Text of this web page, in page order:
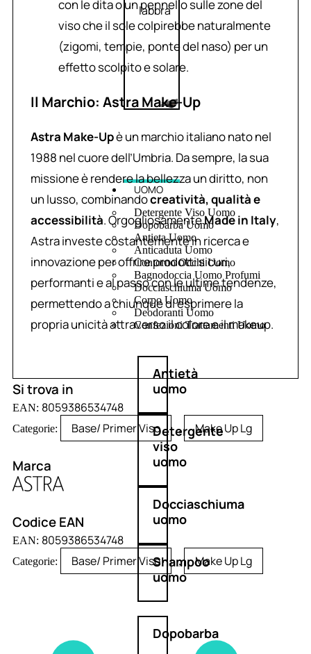
labbra
UOMO
Detergente Viso Uomo
Dopobarba Uomo
Antieta Uomo
Anticaduta Uomo
Contorno Occhi Uomo
Bagnodoccia Uomo Profumi
Docciaschiuma Uomo
Corpo Uomo
Deodoranti Uomo
Confezioni Trattamenti Uomo
Antietà
uomo
Detergente
viso
uomo
Docciaschiuma
uomo
Shampoo
uomo
Dopobarba
con le dita o un pennello sulle zone del
viso che il sole colpirebbe naturalmente
(zigomi, tempie, ponte del naso) per un
effetto scolpito e solare.
Il Marchio: Astra Make-Up
Astra Make-Upè un marchio italiano nato nel
1988 nel cuore dell’Umbria. Da sempre, la sua
missione è rendere la bellezza un diritto, non
un lusso, combinandocreatività, qualità e
accessibilità. OrgogliosamenteMade in Italy,
Astra investe costantemente in ricerca e
innovazione per offrire prodotti sicuri,
performanti e al passo con le ultime tendenze,
permettendo a chiunque di esprimere la
propria unicità attraverso il colore e il makeup.
Si trova in
EAN: 8059386534748
Categorie: Base/ Primer Viso , Make Up Lg
Marca
Codice EAN
EAN: 8059386534748
Categorie: Base/ Primer Viso , Make Up Lg